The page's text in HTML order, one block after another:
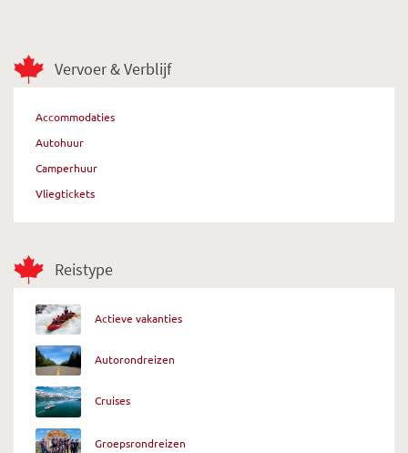
Vervoer & Verblijf
Accommodaties
Autohuur
Camperhuur
Vliegtickets
Reistype
Actieve vakanties
Autorondreizen
Cruises
Groepsrondreizen